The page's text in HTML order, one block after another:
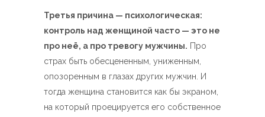
Третья причина — психологическая:
контроль над женщиной часто — это не
про неё, а про тревогу мужчины. Про
страх быть обесцененным, униженным,
опозоренным в глазах других мужчин. И
тогда женщина становится как бы экраном,
на который проецируется его собственное